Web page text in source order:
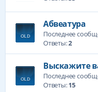
Абвеатура
Последнее
Ответы:2
Выскажите
Последнее
Ответы:15